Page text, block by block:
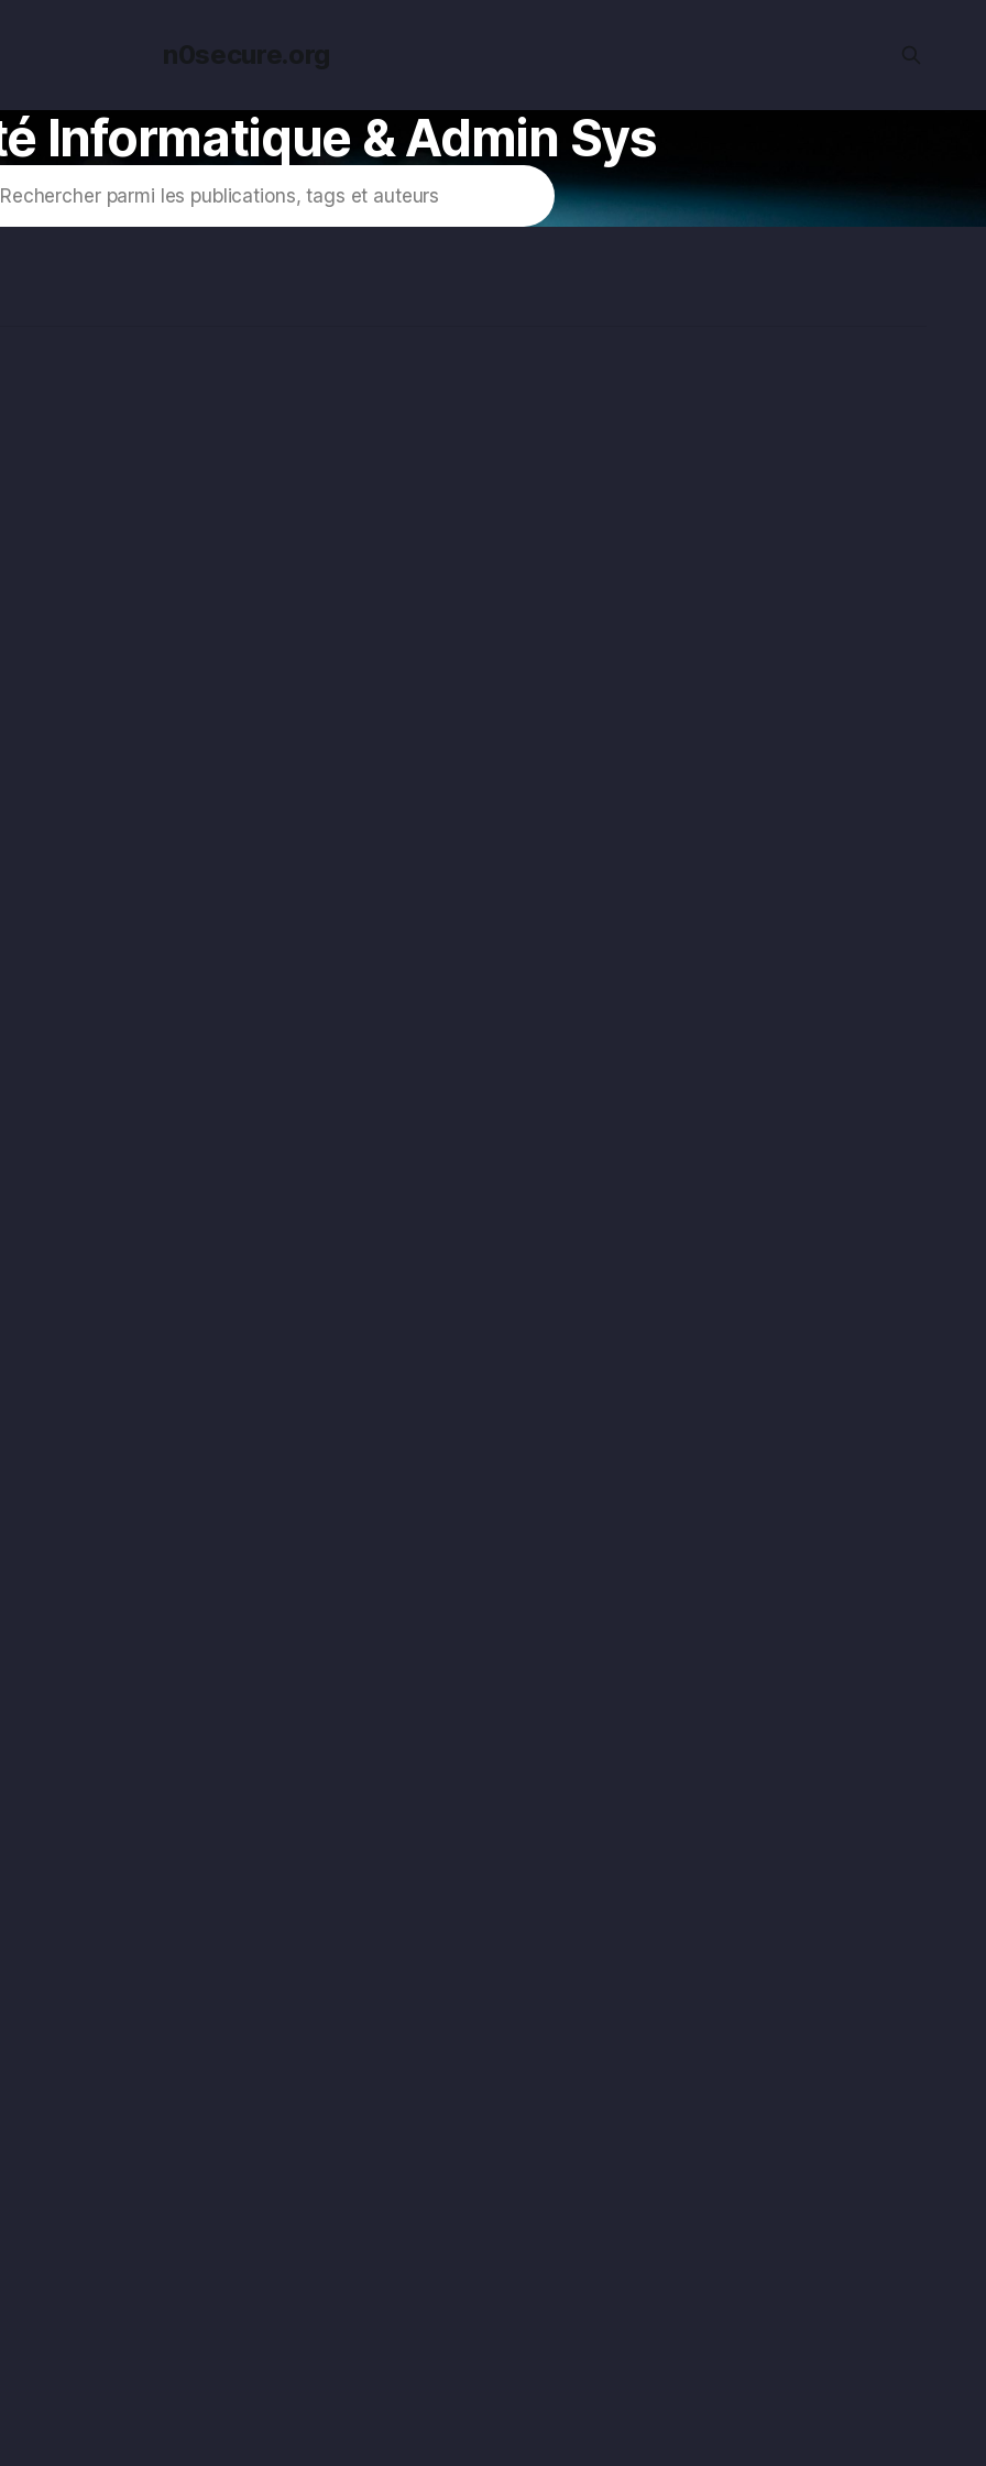
n0secure.org
Informatique & Admin Sys
Rechercher parmi les publications, tags et auteurs